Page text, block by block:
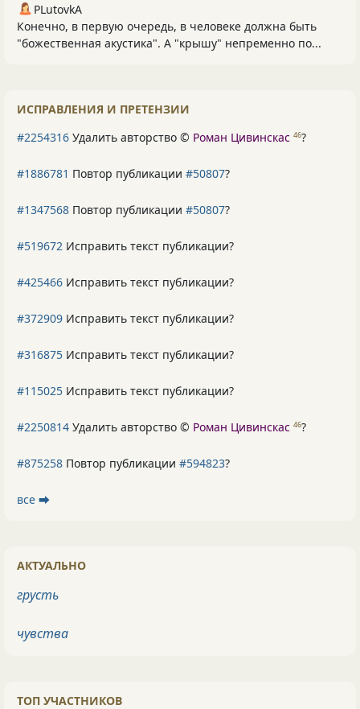
PLutоvkА
Конечно, в первую очередь, в человеке должна быть
"божественная акустика". А "крышу" непременно по...
ИСПРАВЛЕНИЯ И ПРЕТЕНЗИИ
#2254316 Удалить авторство © Роман Цивинскас 46?
#1886781 Повтор публикации #50807?
#1347568 Повтор публикации #50807?
#519672 Исправить текст публикации?
#425466 Исправить текст публикации?
#372909 Исправить текст публикации?
#316875 Исправить текст публикации?
#115025 Исправить текст публикации?
#2250814 Удалить авторство © Роман Цивинскас 46?
#875258 Повтор публикации #594823?
все ⮕
АКТУАЛЬНО
грусть
чувства
ТОП УЧАСТНИКОВ